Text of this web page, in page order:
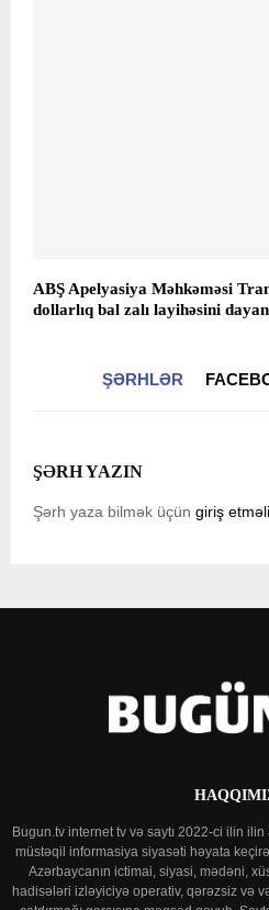
ABŞ Apelyasiya Məhkəməsi
dollarlıq bal zalı layihəsini
ŞƏRHLƏR
ŞƏRH YAZIN
Şərh yaza bilmək üçün giriş
Bugun.tv internet tv və saytı 2022-ci ilin
müstəqil informasiya siyasəti həyata
Azərbaycanın ictimai, siyasi, mədəni,
hadisələri izləyiciyə operativ, qərəzsiz və